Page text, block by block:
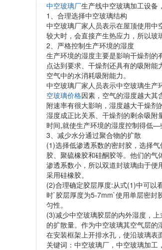
中空玻璃厂生产线中空玻璃加工设备
1、合理选择中空玻璃结构
中空玻璃厂家人员表示在屋顶使用
较大时，会直接产生热应力，所以玻
2、严格控制生产环境的湿度
生产环境的湿度主要是影响干燥剂
点达到要求、干燥剂还具有的吸附
空气中的水消耗吸附能力。
中空玻璃厂家人员表示中空玻璃生
空玻璃价格因素，空气的湿度越大其
附速率有很大影响，湿度越大干燥
湿度成正比关系、干燥剂的剩余吸
时间,就使生产环境的湿度控制得低—
3、减少水分通过聚合物的扩散
(1)选择低渗透系数的密封胶，选择
胶、聚硫橡胶和硅酮胶等。他们的
渗透系数小，所以双道封玻璃由于
采用硅橡胶。
(2)合理确定胶层厚度:从式(1)中可以
时`胶层厚度为5-7mm`使用单层密封
匀性。
(3)减少中空玻璃胶层的内外湿度，
的扩散量。作为中空玻璃其空气层
在安装框架上开排水孔，使沿玻璃表
关键词：中空玻璃厂，中空玻璃加工